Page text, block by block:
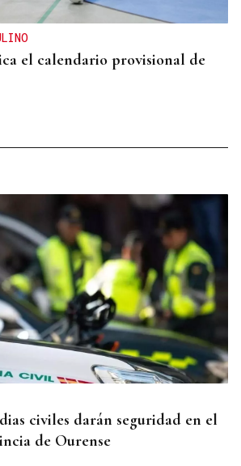
el calendario provisional de
de baloncesto con la
toma velocidad a la espera de
civiles darán seguridad en el
de Ourense